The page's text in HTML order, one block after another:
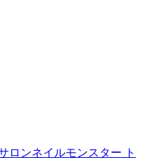
ロンネイルモンスター ト